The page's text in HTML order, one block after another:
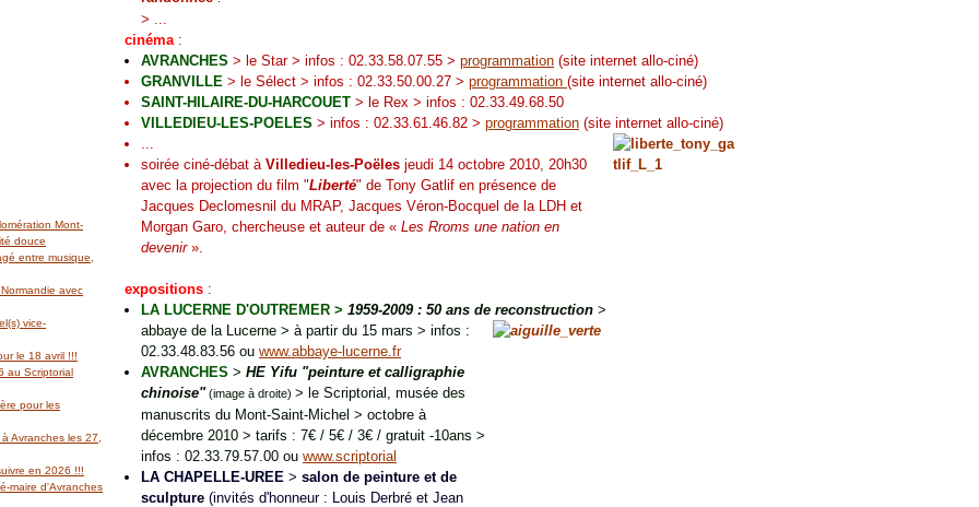
Mont-
douce
entre musique,
avec
vice-
le 18 avril !!!
au Scriptorial
pour les
Avranches les 27,
en 2026 !!!
maire d'Avranches
> ...
cinéma:
AVRANCHES > le Star > infos : 02.33.58.07.55 > programmation (site internet allo-ciné)
GRANVILLE > le Sélect > infos : 02.33.50.00.27 > programmation (site internet allo-ciné)
SAINT-HILAIRE-DU-HARCOUET > le Rex > infos : 02.33.49.68.50
VILLEDIEU-LES-POELES > infos : 02.33.61.46.82 > programmation (site internet allo-ciné)
...
soirée ciné-débat à Villedieu-les-Poëles jeudi 14 octobre 2010, 20h30
avec la projection du film "Liberté" de Tony Gatlif en présence de
Jacques Declomesnil du MRAP, Jacques Véron-Bocquel de la LDH et
Morgan Garo, chercheuse et auteur de « Les Rroms une nation en
devenir».
expositions :
LA LUCERNE D'OUTREMER > 1959-2009 : 50 ans de reconstruction >
abbaye de la Lucerne > à partir du 15 mars > infos :
02.33.48.83.56 ou www.abbaye-lucerne.fr
AVRANCHES > HE Yifu "peinture et calligraphie
chinoise" (image à droite) > le Scriptorial, musée des
manuscrits du Mont-Saint-Michel > octobre à
décembre 2010 > tarifs : 7€ / 5€ / 3€ / gratuit -10ans >
infos : 02.33.79.57.00 ou www.scriptorial
LA CHAPELLE-UREE > salon de peinture et de
scu lpture (invités d'honneur : Louis Derbré et Jean